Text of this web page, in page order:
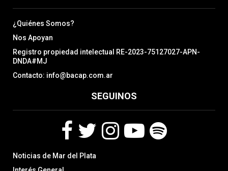
¿Quiénes Somos?
Nos Apoyan
Registro propiedad intelectual RE-2023-75127027-APN-
DNDA#MJ
Contacto: info@bacap.com.ar
SEGUINOS
a
c
w
Noticias de Mar del Plata